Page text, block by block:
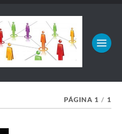
PÁGINA 1 / 1